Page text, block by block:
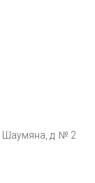
Шаумяна, д. № 2